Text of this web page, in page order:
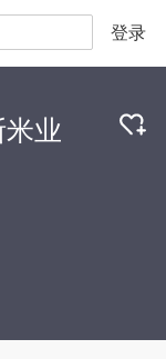
登录
业